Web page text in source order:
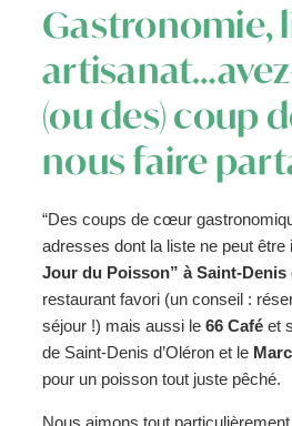
Gastronomie,
(ou des) coup
nous faire
“Des coups de cœur
adresses dont la liste ne peut être
Jour du Poisson” à Saint-Denis
restaurant favori (un conseil :
séjour !) mais aussi le 66 Café et
de Saint-Denis d’Oléron et le
pour un poisson tout juste pêché.